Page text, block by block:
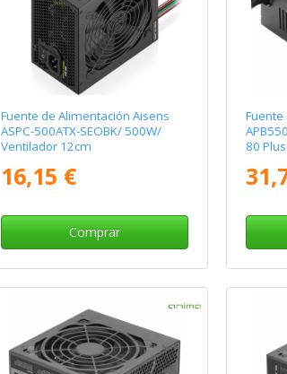
Fuente de Alimentación Aisens
ASPC-500ATX-SEOBK/ 500W/
Ventilador 12cm
16,15 €
Comprar
80